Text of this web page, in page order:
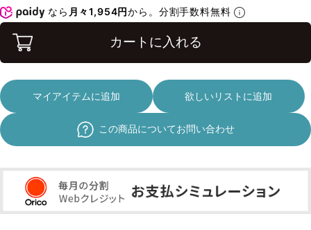
なら 月々1,954円から。分割手数料無料
カートに入れる
マイアイテムに追加 欲しいリストに追加
この商品についてお問い合わせ